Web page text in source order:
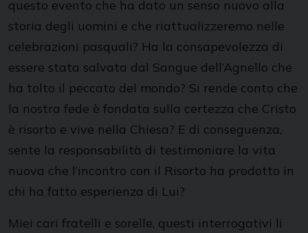
questo evento che ha dato un senso nuovo alla
storia degli uomini e che riattualizzeremo nelle
celebrazioni pasquali? Ha la consapevolezza di
essere stata salvata dal Sangue dell’Agnello che
ha tolto il peccato del mondo? Si rende conto che
la nostra fede è fondata sulla certezza che Cristo
è risorto e vive nella Chiesa? E di conseguenza,
sente la responsabilità di testimoniare la vita
nuova che l’incontro con il Risorto ha prodotto in
chi ha fatto esperienza di Lui?
Miei cari fratelli e sorelle, questi interrogativi li